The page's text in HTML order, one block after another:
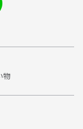
物